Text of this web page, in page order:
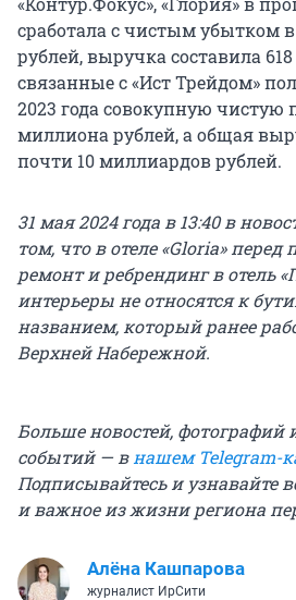
сработала с чистым убытком
рублей, выручка составила
связанные с «Ист Трейдом»
2023 года совокупную чистую
миллиона рублей, а общая
почти 10 миллиардов рублей.
31 мая 2024 года в 13:40 в
том, что в отеле «Gloria»
ремонт и ребрендинг в отель
интерьеры не относятся к
названием, который ранее
Верхней Набережной.
Больше новостей, фотографий
событий — в нашем Telegram-
Подписывайтесь и узнавайте
и важное из жизни региона
Алёна Кашпарова
журналист ИрСити